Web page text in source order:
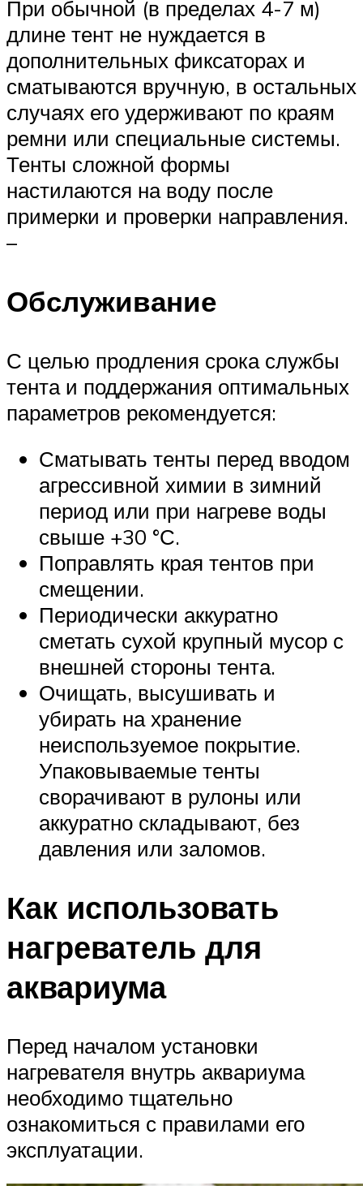
При обычной (в пределах 4-7 м)
длине тент не нуждается в
дополнительных фиксаторах и
сматываются вручную, в остальных
случаях его удерживают по краям
ремни или специальные системы.
Тенты сложной формы
настилаются на воду после
примерки и проверки направления.
–
Обслуживание
С целью продления срока службы
тента и поддержания оптимальных
параметров рекомендуется:
Сматывать тенты перед вводом
агрессивной химии в зимний
период или при нагреве воды
свыше +30 °С.
Поправлять края тентов при
смещении.
Периодически аккуратно
сметать сухой крупный мусор с
внешней стороны тента.
Очищать, высушивать и
убирать на хранение
неиспользуемое покрытие.
Упаковываемые тенты
сворачивают в рулоны или
аккуратно складывают, без
давления или заломов.
Как использовать
нагреватель для
аквариума
Перед началом установки
нагревателя внутрь аквариума
необходимо тщательно
ознакомиться с правилами его
эксплуатации.